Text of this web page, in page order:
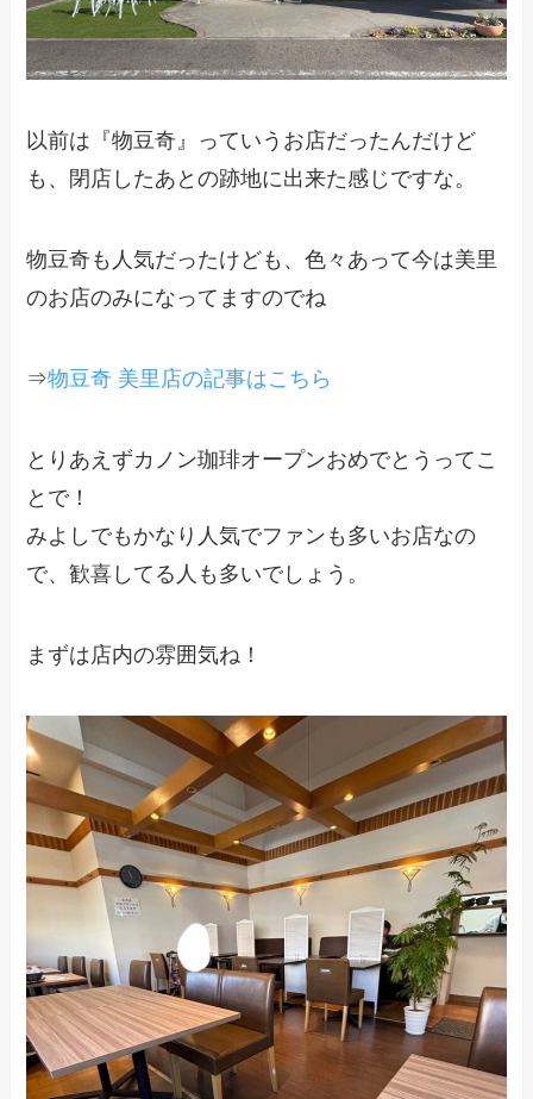
以前は『物豆奇』っていうお店だったんだけど
も、閉店したあとの跡地に出来た感じですな。
物豆奇も人気だったけども、色々あって今は美里
のお店のみになってますのでね
⇒物豆奇 美里店の記事はこちら
とりあえずカノン珈琲オープンおめでとうってこ
とで！
みよしでもかなり人気でファンも多いお店なの
で、歓喜してる人も多いでしょう。
まずは店内の雰囲気ね！